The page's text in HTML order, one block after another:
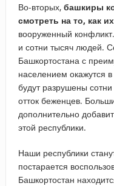
Во-вторых, башкиры
смотреть на то, как
вооруженный
и сотни тысяч людей.
Башкортостана с
населением окажутся
будут разрушены
отток беженцев.
дополнительно
этой республики.
Наши республики
постарается
Башкортостан